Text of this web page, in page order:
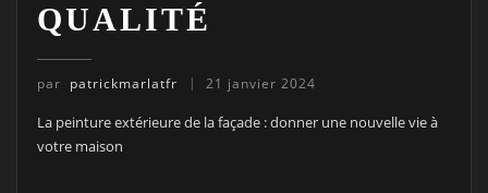
QUALITÉ
par patrickmarlatfr 21 janvier 2024
La peinture extérieure de la façade : donner une nouvelle vie à
votre maison